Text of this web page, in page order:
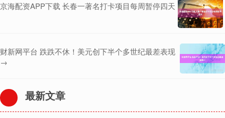
京海配资APP下载 长春一著名打卡项目每周暂停四天
财新网平台 跌跌不休！美元创下半个多世纪最差表现
→
最新文章